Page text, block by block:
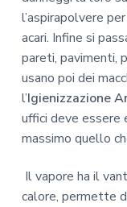
l’aspirapolvere
acari. Infine si
pareti, pavimenti,
usano poi dei
l’Igienizzazione
uffici deve
massimo quello
Il vapore ha il
calore, permette